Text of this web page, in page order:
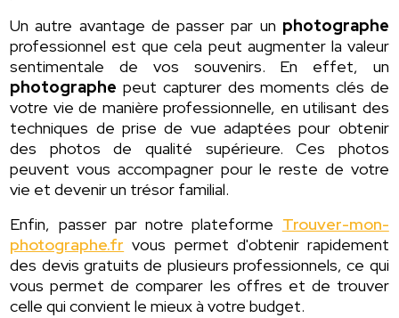
Un autre avantage de passer par un photographe
professionnel est que cela peut augmenter la valeur
sentimentale de vos souvenirs. En effet, un
photographe peut capturer des moments clés de
votre vie de manière professionnelle, en utilisant des
techniques de prise de vue adaptées pour obtenir
des photos de qualité supérieure. Ces photos
peuvent vous accompagner pour le reste de votre
vie et devenir un trésor familial.
Enfin, passer par notre plateforme Trouver-mon-
photographe.fr vous permet d'obtenir rapidement
des devis gratuits de plusieurs professionnels, ce qui
vous permet de comparer les offres et de trouver
celle qui convient le mieux à votre budget.